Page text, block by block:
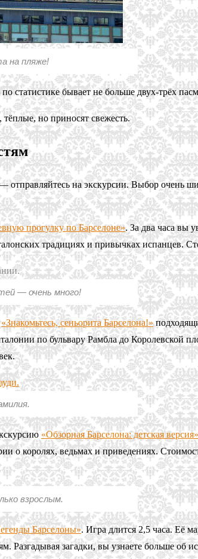
на пляже!
статистике бывает не больше двух-трёх
но приносят свежесть.
отправляйтесь на экскурсии. Выбор очень
прогулку по Барселоне». За два часа вы
традициях и привычках испанцев.
— очень много!
«Знакомьтесь, сеньорита Барселона!»
по бульвару Рамбла до Королевской
«Обзорная Барселона: детская версия»
о королях, ведьмах и приведениях.
взрослым.
Барселоны». Игра длится 2,5 часа. Её
Разгадывая загадки, вы узнаете больше